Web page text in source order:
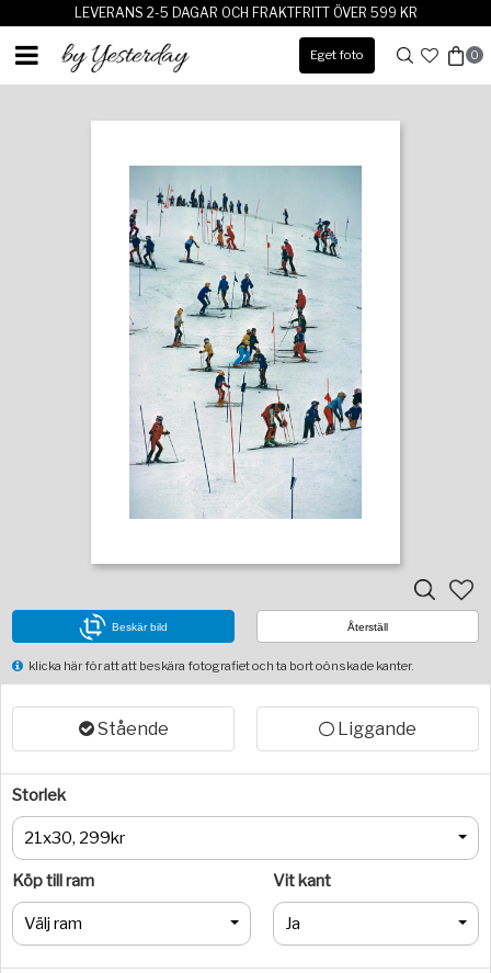
LEVERANS 2-5 DAGAR OCH FRAKTFRITT ÖVER 599 KR
Eget foto 0
Beskär bild Återställ
klicka här för att att beskära fotografiet och ta bort oönskade kanter.
Stående Liggande
Storlek
21x30, 299kr
Köp till ram
Välj ram
Vit kant
Ja